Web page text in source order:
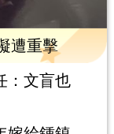
遭重擊
：文盲也